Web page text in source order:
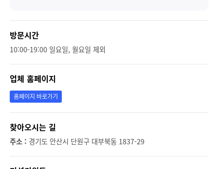
방문시간
10:00-19:00 일요일, 월요일 제외
업체 홈페이지
홈페이지 바로가기
찾아오시는 길
주소 : 경기도 안산시 단원구 대부북동 1837-29